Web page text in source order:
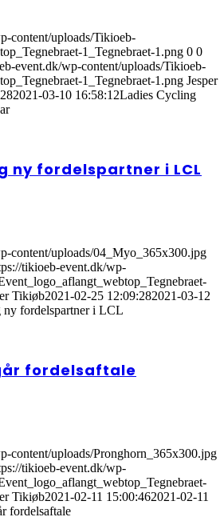
content/uploads/Tikioeb-
1_Tegnebraet-1.png 0 0
event.dk/wp-content/uploads/Tikioeb-
1_Tegnebraet-1.png Jesper
2021-03-10 16:58:12Ladies Cycling
ny fordelspartner i LCL
content/uploads/04_Myo_365x300.jpg
tikioeb-event.dk/wp-
Tikiøb2021-02-25 12:09:282021-03-12
ny fordelspartner i LCL
fordelsaftale
content/uploads/Pronghorn_365x300.jpg
tikioeb-event.dk/wp-
Tikiøb2021-02-11 15:00:462021-02-11
fordelsaftale